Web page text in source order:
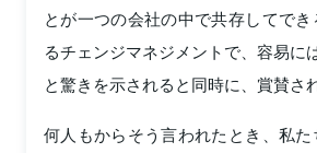
とが一つの会社の中で共存してで
るチェンジマネジメントで、容易に
と驚きを示されると同時に、賞賛さ
何人もからそう言われたとき、私た